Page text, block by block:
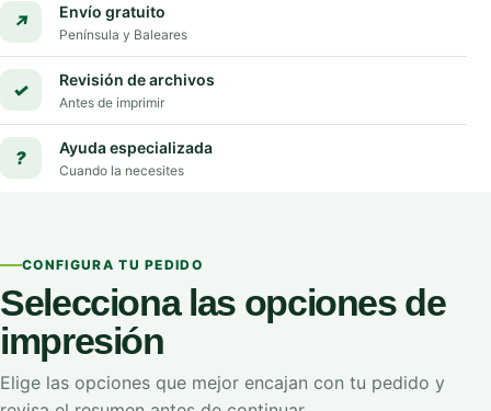
↗ Envío gratuito
Península y Baleares
✓ Revisión de archivos
Antes de imprimir
? Ayuda especializada
Cuando la necesites
CONFIGURA TU PEDIDO
Selecciona las opciones de
impresión
Elige las opciones que mejor encajan con tu pedido y